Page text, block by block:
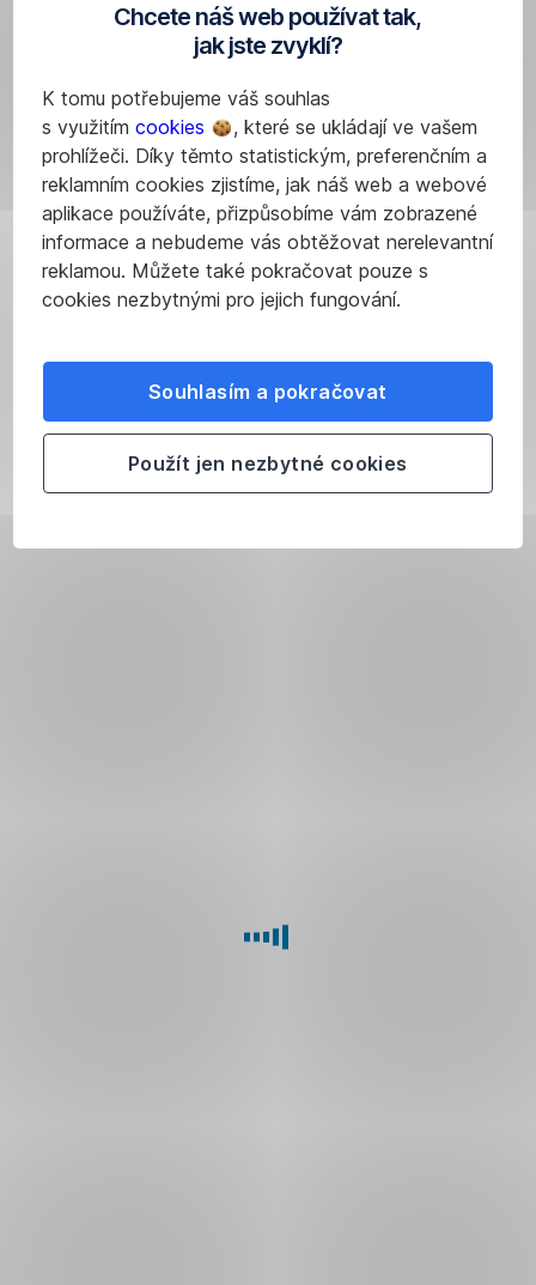
Chcete náš web používat tak,
jak jste zvyklí?
K tomu potřebujeme váš souhlas
s využitím cookies
, které se ukládají ve vašem
prohlížeči. Díky těmto statistickým, preferenčním a
reklamním cookies zjistíme, jak náš web a webové
aplikace používáte, přizpůsobíme vám zobrazené
informace a nebudeme vás obtěžovat nerelevantní
reklamou. Můžete také pokračovat pouze s
cookies nezbytnými pro jejich fungování.
Souhlasím a pokračovat
Použít jen nezbytné cookies